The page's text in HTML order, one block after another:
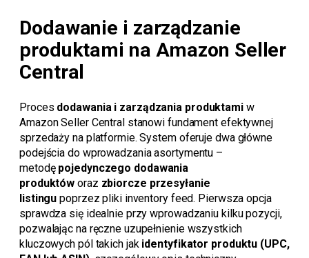
Dodawanie i zarządzanie
produktami na Amazon Seller
Central
Proces dodawania i zarządzania produktamiw
Amazon Seller Central stanowi fundament efektywnej
sprzedaży na platformie. System oferuje dwa główne
podejścia do wprowadzania asortymentu –
metodę pojedynczego dodawania
produktów oraz zbiorcze przesyłanie
listingu poprzez pliki inventory feed. Pierwsza opcja
sprawdza się idealnie przy wprowadzaniu kilku pozycji,
pozwalając na ręczne uzupełnienie wszystkich
kluczowych pól takich jak identyfikator produktu (UPC,